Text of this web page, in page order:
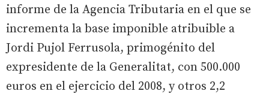
informe de la Agencia Tributaria en el que se
incrementa la base imponible atribuible a
Jordi Pujol Ferrusola, primogénito del
expresidente de la Generalitat, con 500.000
euros en el ejercicio del 2008, y otros 2,2